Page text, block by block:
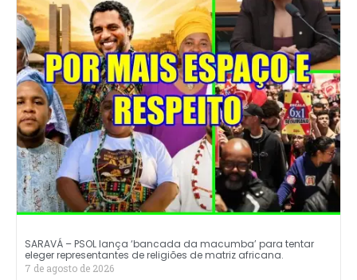
SARAVÁ – PSOL lança ‘bancada da macumba’ para tentar
eleger representantes de religiões de matriz africana.
7 de agosto de 2026